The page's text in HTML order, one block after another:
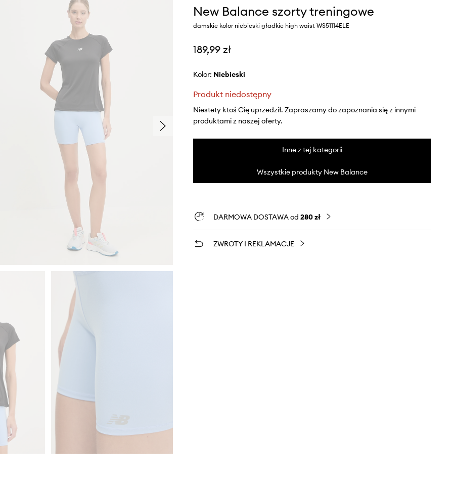
New Balance szorty treningowe
damskie kolor niebieski gładkie high waist WS51114ELE
189,99 zł
Kolor: niebieski
Produkt niedostępny
Niestety ktoś Cię uprzedził. Zapraszamy do zapoznania się z innymi
produktami z naszej oferty.
Inne z tej kategorii
Wszystkie produkty New Balance
DARMOWA DOSTAWA od 280 zł
ZWROTY I REKLAMACJE